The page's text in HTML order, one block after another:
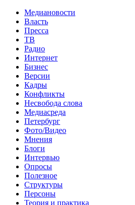
Медиановости
Власть
Пресса
ТВ
Радио
Интернет
Бизнес
Версии
Кадры
Конфликты
Несвобода слова
Медиасреда
Петербург
Фото/Видео
Мнения
Блоги
Интервью
Опросы
Полезное
Структуры
Персоны
Теория и практика